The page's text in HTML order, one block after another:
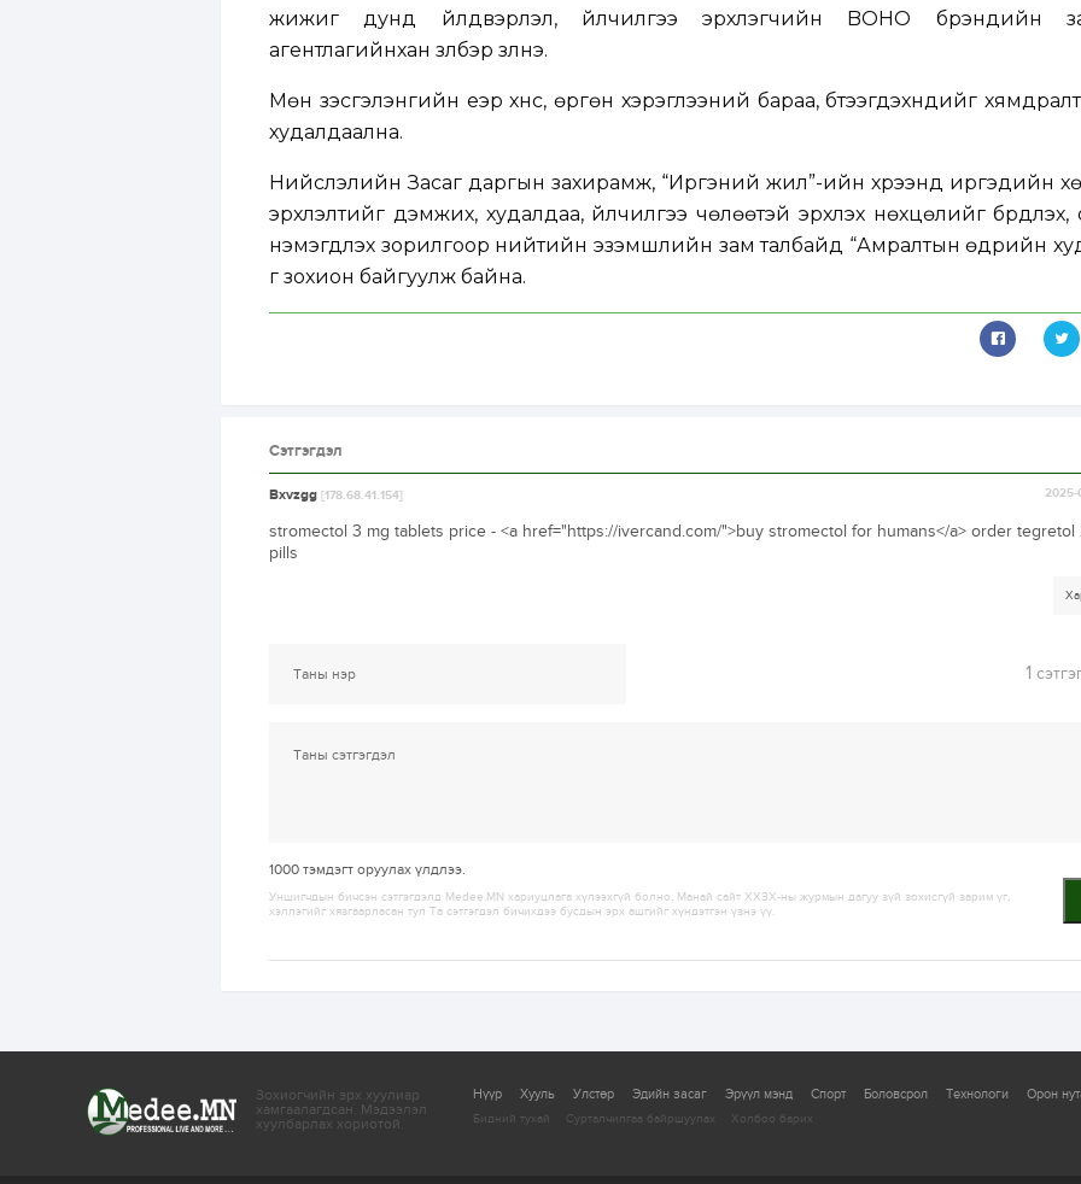
жижиг дунд үйлдвэрлэл, үйлчилгээ эрхлэгчийн BOHO брэндийн
агентлагийнхан үзүүлбэр үзүүлнэ.
Мөн үзэсгэлэнгийн үеэр хүнс, өргөн хэрэглээний бараа, бүтээгдэхүүнүүдийг
худалдаална.
Нийслэлийн Засаг даргын захирамж, “Иргэний жил”-ийн хүрээнд иргэдийн
эрхлэлтийг дэмжих, худалдаа, үйлчилгээ чөлөөтэй эрхлэх нөхцөлийг бүрдүүлэх,
нэмэгдүүлэх зорилгоор нийтийн эзэмшлийн зам талбайд “Амралтын өдрийн
г зохион байгуулж байна.
Сэтгэгдэл
Bxvzgg [178.68.41.154] 2025-
stromectol 3 mg tablets price - <a href="https://ivercand.com/">buy stromectol for humans</a> order tegretol
pills
1
1000 тэмдэгт оруулах үлдлээ.
Уншигчдын бичсэн сэтгэгдэлд Medee.MN хариуцлага хүлээхгүй болно. Манай сайт ХХЗХ-ны журмын дагуу зүй зохисгүй зарим үг,
хэллэгийг хязгаарласан тул Та сэтгэгдэл бичихдээ бусдын эрх ашгийг хүндэтгэн үзнэ үү.
Зохиогчийн эрх хуулиар
хамгаалагдсан. Мэдээлэл
хуулбарлах хориотой.
Нүүр Хууль Улстөр Эдийн засаг Эрүүл мэнд Спорт Боловсрол Технологи Орон
Бидний тухай Сурталчилгаа байршуулах Холбоо барих